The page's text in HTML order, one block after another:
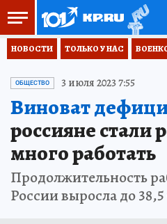
НОВОСТИ ТОЛЬКО У НАС
ОБЩЕСТВО 3 июля 2023 7:55
Виноват
россияне стали
много работать
Продолжительность
России выросла до